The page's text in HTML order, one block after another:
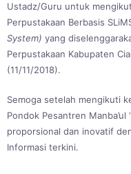
Ustadz/Guru untuk
Perpustakaan Berbasis
System) yang
Perpustakaan Kabupaten
(11/11/2018).
Semoga setelah mengikuti
Pondok Pesantren
proporsional dan inovatif
Informasi terkini.